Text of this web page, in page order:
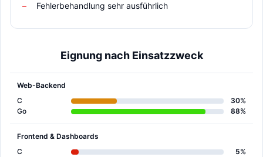
Fehlerbehandlung sehr ausführlich
Eignung nach Einsatzzweck
Web-Backend
C
30%
Go
88%
Frontend & Dashboards
C
5%